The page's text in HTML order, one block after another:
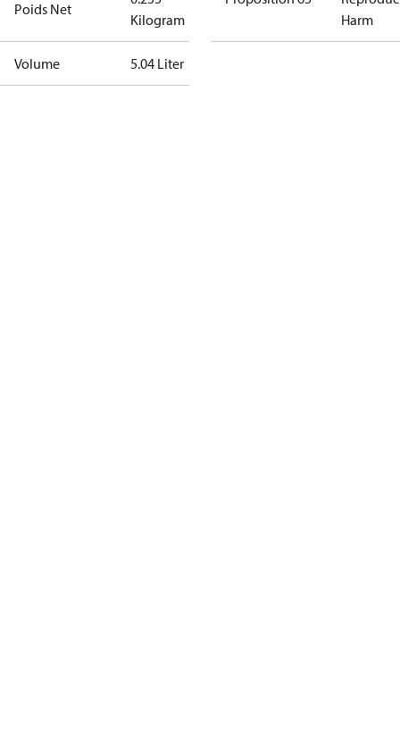
Poids Net
Kilogram
Volume 5.04 Liter
Harm